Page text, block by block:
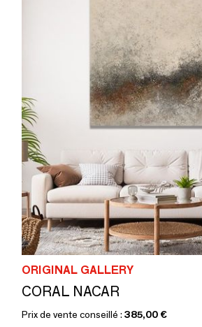
ORIGINAL GALLERY
CORAL NACAR
Prix de vente conseillé : 385,00 €